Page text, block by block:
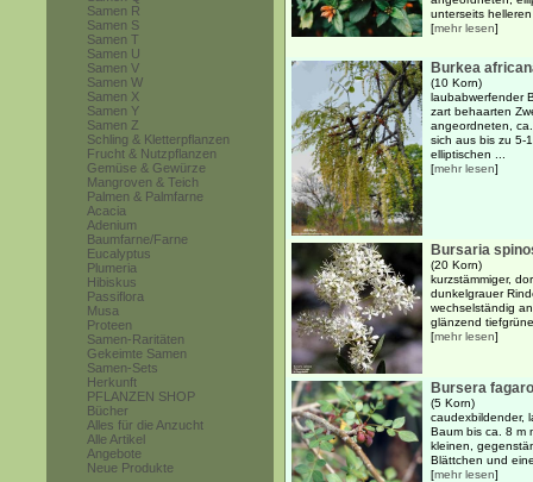
Samen R
Samen S
Samen T
Samen U
Samen V
Samen W
Samen X
Samen Y
Samen Z
Schling & Kletterpflanzen
Frucht & Nutzpflanzen
Gemüse & Gewürze
Mangroven & Teich
Palmen & Palmfarne
Acacia
Adenium
Baumfarne/Farne
Eucalyptus
Plumeria
Hibiskus
Passiflora
Musa
Proteen
Samen-Raritäten
Gekeimte Samen
Samen-Sets
Herkunft
PFLANZEN SHOP
Bücher
Alles für die Anzucht
Alle Artikel
Angebote
Neue Produkte
unterseits
[mehr lesen]
Burkea
(10 Korn)
laubabwerfender
zart behaarten
angeordneten,
sich aus bis zu 5-
elliptischen ...
[mehr lesen]
Bursaria
(20 Korn)
kurzstämmiger,
dunkelgrauer
wechselständig
glänzend
[mehr lesen]
Bursera
(5 Korn)
caudexbildender,
Baum bis ca. 8 m
kleinen,
Blättchen und
[mehr lesen]